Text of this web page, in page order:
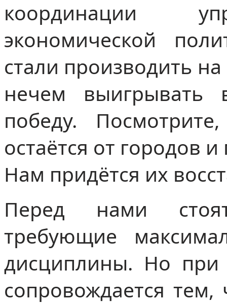
координации
экономической
стали производить
нечем выигрывать
победу.
остаётся от городов
Нам придётся их
Перед нами
требующие
дисциплины. Но при
сопровождается